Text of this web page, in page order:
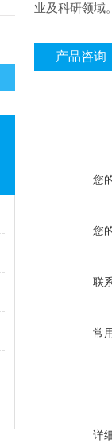
业及科研领域
产品咨询
您
您
联
常
详